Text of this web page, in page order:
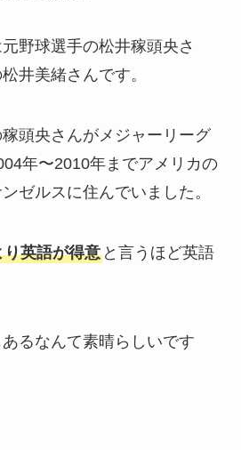
野球選手の松井稼頭央さ
井美緒さんです。
頭央さんがメジャーリーグ
年〜2010年までアメリカの
ゼルスに住んでいました。
り英語が得意と言うほど英語
るなんて素晴らしいです